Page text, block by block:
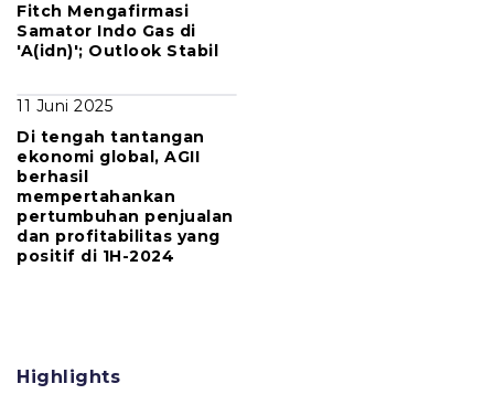
Fitch Mengafirmasi
Samator Indo Gas di
'A(idn)'; Outlook Stabil
11 Juni 2025
Di tengah tantangan
ekonomi global, AGII
berhasil
mempertahankan
pertumbuhan penjualan
dan profitabilitas yang
positif di 1H-2024
Highlights